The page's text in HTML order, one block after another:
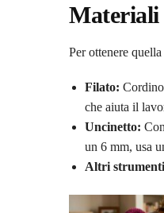
Materiali
Per ottenere
Filato:
che aiuta il
Uncinetto:
un 6 mm, usa
Altri